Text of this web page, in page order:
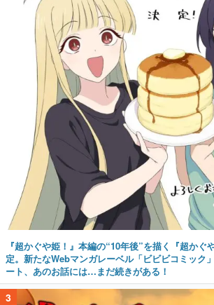
『超かぐや姫！』本編の“10年後”を描く『超かぐ
定。新たなWebマンガレーベル「ビビビコミック
ート、あのお話には…まだ続きがある！
3